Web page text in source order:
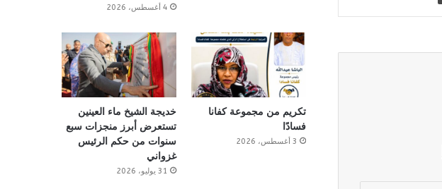
4 أغسطس، 2026
تكريم من مجموعة كفانا
فسادًا
3 أغسطس، 2026
خديجة الشيخ ماء العينين
تستعرض أبرز منجزات سبع
سنوات من حكم الرئيس
غزواني
31 يوليو، 2026